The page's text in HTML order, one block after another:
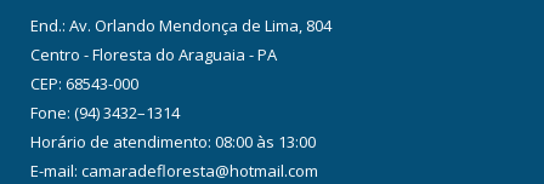
End.: Av. Orlando Mendonça de Lima, 804
Centro - Floresta do Araguaia - PA
CEP: 68543-000
Fone: (94) 3432–1314
Horário de atendimento: 08:00 às 13:00
E-mail: camaradefloresta@hotmail.com